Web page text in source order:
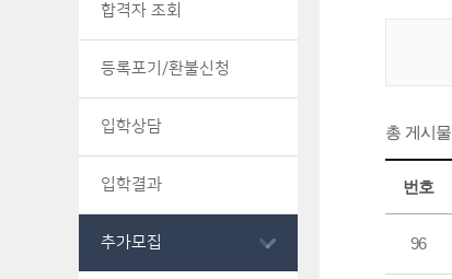
합격자 조회
등록포기/환불신청
입학상담
입학결과
추가모집
총 게시물
번호
96